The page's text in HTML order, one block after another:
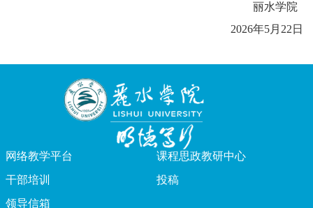
丽水学院
2026年5月22日
网络教学平台
课程思政教研中心
干部培训
投稿
领导信箱